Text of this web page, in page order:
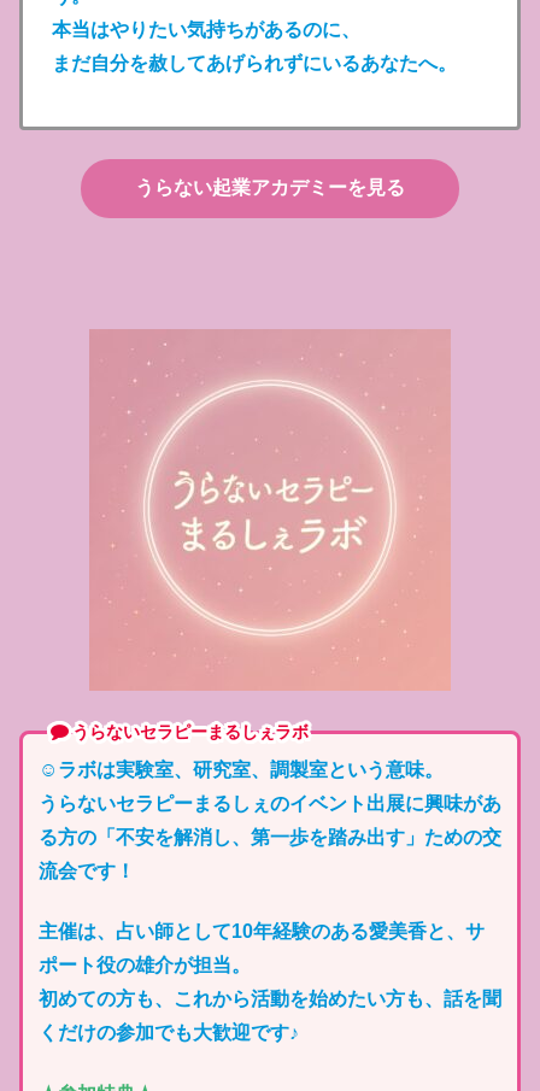
本当はやりたい気持ちがあるのに、
まだ自分を赦してあげられずにいるあなたへ。
うらない起業アカデミーを見る
うらないセラピーまるしぇラボ
☺️ラボは実験室、研究室、調製室という意味。
うらないセラピーまるしぇのイベント出展に興味があ
る方の「不安を解消し、第一歩を踏み出す」ための交
流会です！
主催は、占い師として10年経験のある愛美香と、サ
ポート役の雄介が担当。
初めての方も、これから活動を始めたい方も、話を聞
くだけの参加でも大歓迎です♪